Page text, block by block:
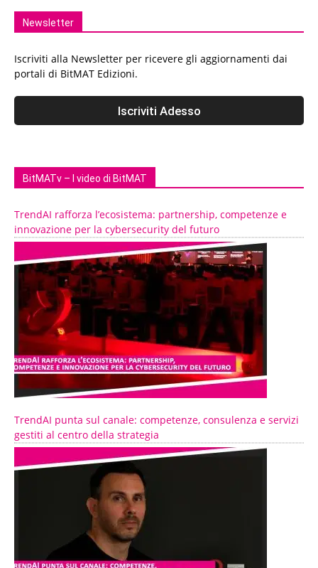
Newsletter
Iscriviti alla Newsletter per ricevere gli aggiornamenti dai
portali di BitMAT Edizioni.
BitMATv – I video di BitMAT
TrendAI rafforza l’ecosistema: partnership, competenze e
innovazione per la cybersecurity del futuro
TrendAI punta sul canale: competenze, consulenza e servizi
gestiti al centro della strategia